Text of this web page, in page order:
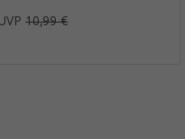
10,99 €
6 Familienzelt für 6